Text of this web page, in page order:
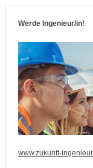
Werde Ingenieur/in!
www.zukunft-